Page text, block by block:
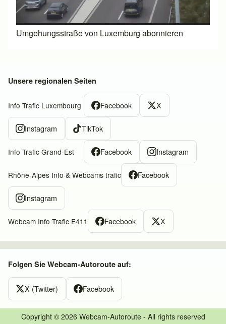
Umgehungsstraße von Luxemburg abonnieren
Unsere regionalen Seiten
Info Trafic Luxembourg Facebook X
Instagram TikTok
Info Trafic Grand-Est Facebook Instagram
Rhône-Alpes Info & Webcams trafic Facebook
Instagram
Webcam Info Trafic E411 Facebook X
Folgen Sie Webcam-Autoroute auf:
X (Twitter) Facebook
Copyright © 2026 Webcam-Autoroute - All rights reserved